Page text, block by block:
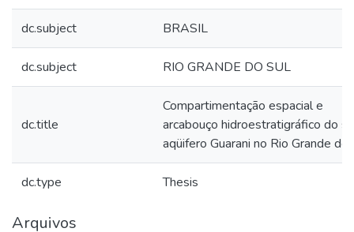
dc.subject BRASIL
dc.subject RIO GRANDE DO SUL
dc.title
Compartimentação espacial e
arcabouço hidroestratigráfico do
aqüifero Guarani no Rio Grande do
dc.type Thesis
Arquivos